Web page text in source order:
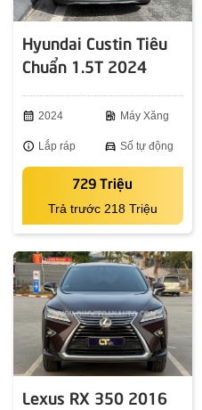
Hyundai Custin Tiêu
Chuẩn 1.5T 2024
calendar_month 2024 ev_station Máy Xăng
info Lắp ráp directions_car Số tự động
729 Triệu
Trả trước 218 Triệu
Lexus RX 350 2016